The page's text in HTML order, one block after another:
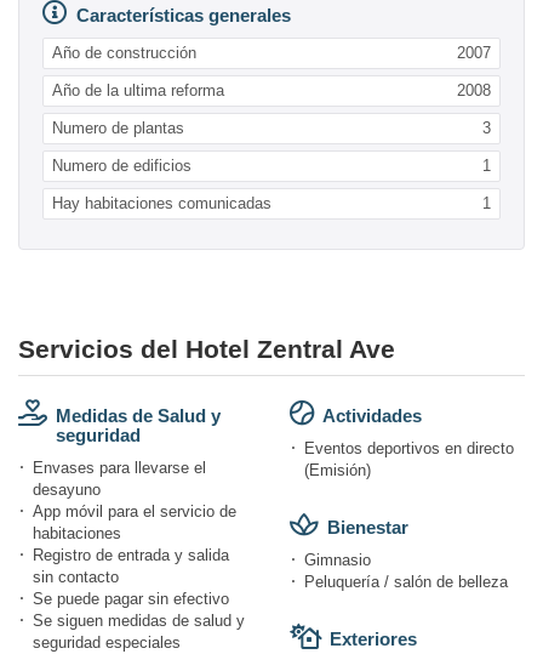
Características generales
Año de construcción 2007
Año de la ultima reforma 2008
Numero de plantas 3
Numero de edificios 1
Hay habitaciones comunicadas 1
Servicios del Hotel Zentral Ave
Medidas de Salud y
seguridad
Envases para llevarse el
desayuno
App móvil para el servicio de
habitaciones
Registro de entrada y salida
sin contacto
Se puede pagar sin efectivo
Se siguen medidas de salud y
seguridad especiales
Actividades
Eventos deportivos en directo
(Emisión)
Bienestar
Gimnasio
Peluquería / salón de belleza
Exteriores